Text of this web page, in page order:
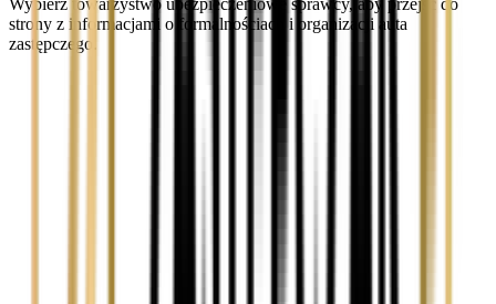
strony z informacjami o formalnościach i organizacji auta
zastępczego.